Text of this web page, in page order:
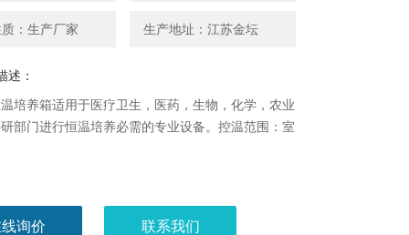
：生产厂家 生产地址：江苏金坛
述：
培养箱适用于医疗卫生，医药，生物，化学，农业
部门进行恒温培养必需的专业设备。控温范围：室
询价 联系我们